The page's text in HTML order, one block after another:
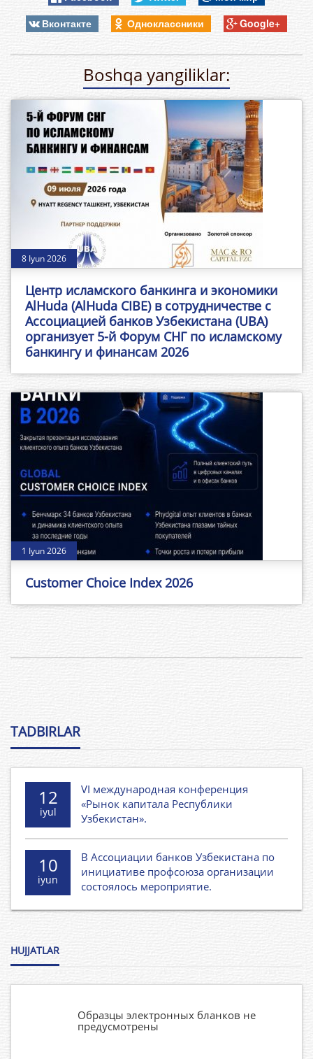
Вконтакте
Одноклассники Google+
Boshqa yangiliklar:
8 Iyun 2026
Центр исламского банкинга и экономики
AlHuda (AlHuda CIBE) в сотрудничестве с
Ассоциацией банков Узбекистана (UBA)
организует 5-й Форум СНГ по исламскому
банкингу и финансам 2026
1 Iyun 2026
Customer Choice Index 2026
TADBIRLAR
12
iyul
VI международная конференция
«Рынок капитала Республики
Узбекистан».
10
iyun
В Ассоциации банков Узбекистана по
инициативе профсоюза организации
состоялось мероприятие.
HUJJATLAR
Образцы электронных бланков не
предусмотрены